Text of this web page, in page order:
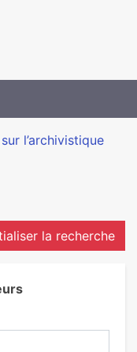
l’archivistique
la recherche